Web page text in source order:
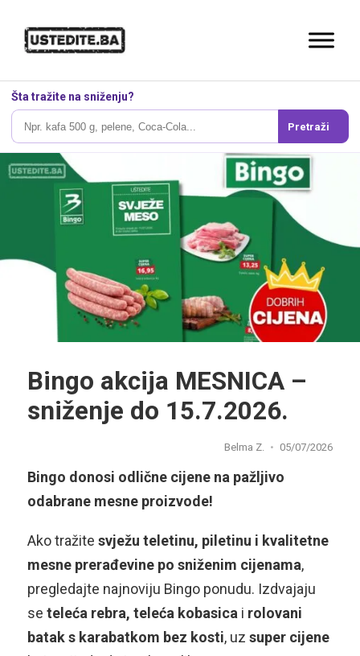
Šta tražite na sniženju?
Pretraži
Bingo akcija MESNICA –
sniženje do 15.7.2026.
Belma Z. 05/07/2026
Bingo donosi odlične cijene na pažljivo
odabrane mesne proizvode!
Ako tražite svježu teletinu, piletinu i kvalitetne
mesne prerađevine po sniženim cijenama,
pregledajte najnoviju Bingo ponudu. Izdvajaju
se teleća rebra, teleća kobasicai rolovani
batak s karabatkom bez kosti, uz super cijene